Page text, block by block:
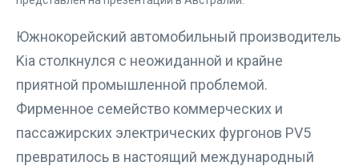
Южнокорейский автомобильный производитель
Kia столкнулся с неожиданной и крайне
приятной промышленной проблемой.
Фирменное семейство коммерческих и
пассажирских электрических фургонов PV5
превратилось в настоящий международный